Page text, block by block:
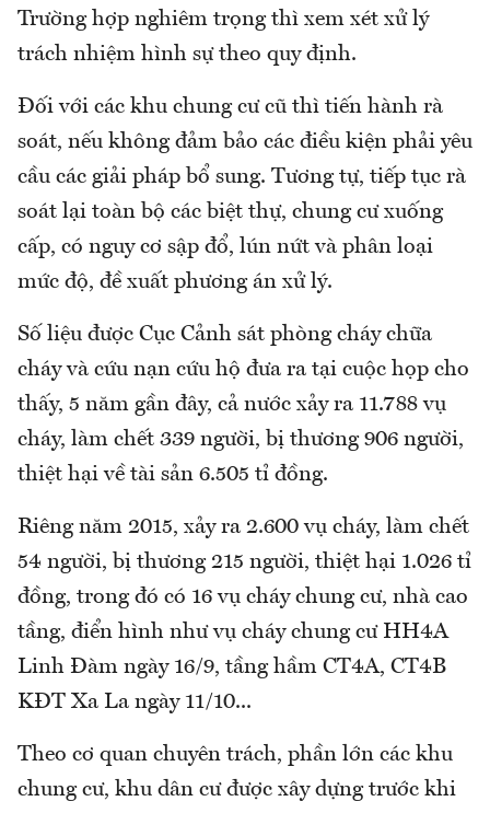
Trường hợp nghiêm trọng thì xem xét xử lý
trách nhiệm hình sự theo quy định.
Đối với các khu chung cư cũ thì tiến hành rà
soát, nếu không đảm bảo các điều kiện phải yêu
cầu các giải pháp bổ sung. Tương tự, tiếp tục rà
soát lại toàn bộ các biệt thự, chung cư xuống
cấp, có nguy cơ sập đổ, lún nứt và phân loại
mức độ, đề xuất phương án xử lý.
Số liệu được Cục Cảnh sát phòng cháy chữa
cháy và cứu nạn cứu hộ đưa ra tại cuộc họp cho
thấy, 5 năm gần đây, cả nước xảy ra 11.788 vụ
cháy, làm chết 339 người, bị thương 906 người,
thiệt hại về tài sản 6.505 tỉ đồng.
Riêng năm 2015, xảy ra 2.600 vụ cháy, làm chết
54 người, bị thương 215 người, thiệt hại 1.026 tỉ
đồng, trong đó có 16 vụ cháy chung cư, nhà cao
tầng, điển hình như vụ cháy chung cư HH4A
Linh Đàm ngày 16/9, tầng hầm CT4A, CT4B
KĐT Xa La ngày 11/10...
Theo cơ quan chuyên trách, phần lớn các khu
chung cư, khu dân cư được xây dựng trước khi